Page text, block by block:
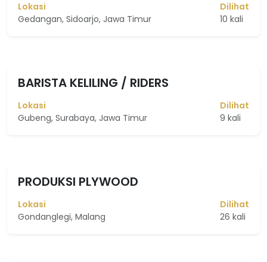
Lokasi
Gedangan, Sidoarjo, Jawa Timur
Dilihat
10 kali
BARISTA KELILING / RIDERS
Lokasi
Gubeng, Surabaya, Jawa Timur
Dilihat
9 kali
PRODUKSI PLYWOOD
Lokasi
Gondanglegi, Malang
Dilihat
26 kali